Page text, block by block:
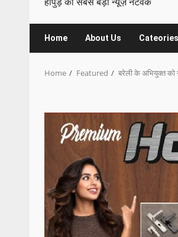
Home About Us Cateories
Home Featured बरेली के अभियुक्त को